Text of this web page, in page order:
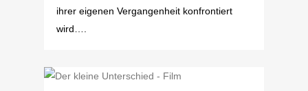
ihrer eigenen Vergangenheit konfrontiert
wird….